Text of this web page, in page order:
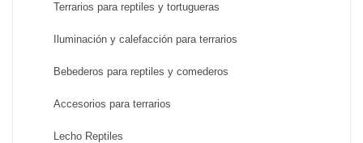
Terrarios para reptiles y tortugueras
Iluminación y calefacción para terrarios
Bebederos para reptiles y comederos
Accesorios para terrarios
Lecho Reptiles